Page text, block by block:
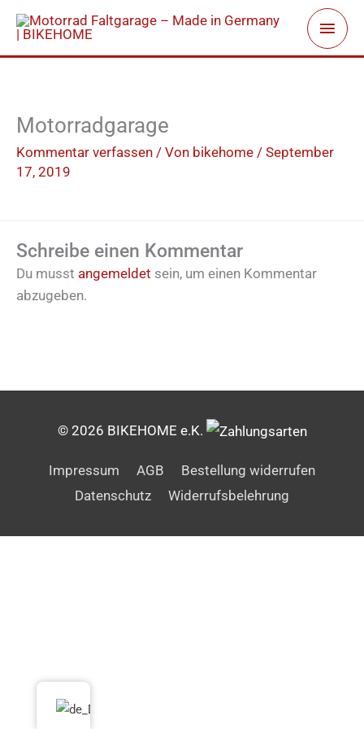
Zum
Inhalt
springen
Motorradgarage
Kommentar verfassen / Von bikehome / September
17, 2019
Schreibe einen Kommentar
Du musst angemeldet sein, um einen Kommentar
abzugeben.
© 2026 BIKEHOME e.K.
Impressum AGB
Bestellung widerrufen
Datenschutz
Widerrufsbelehrung